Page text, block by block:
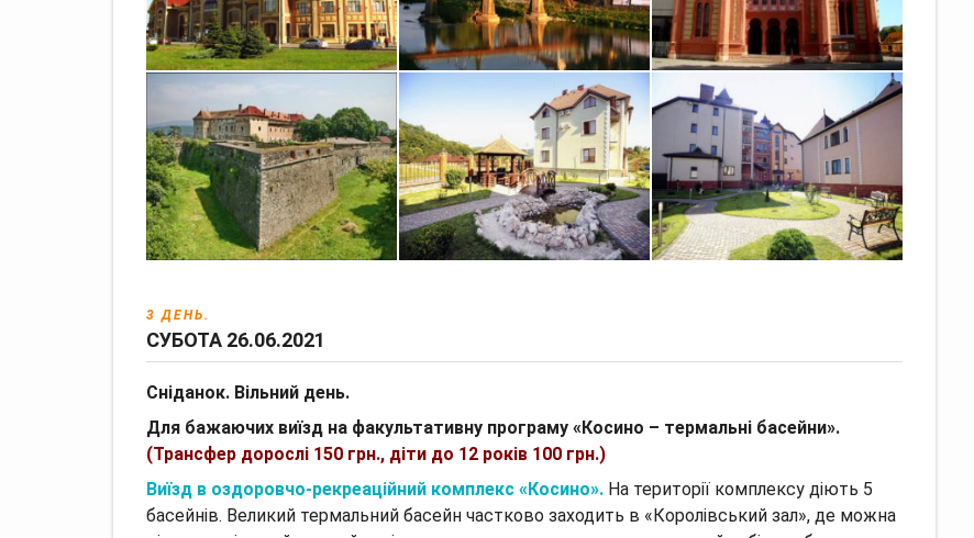
3 ДЕНЬ.
СУБОТА 26.06.2021
Сніданок. Вільний день.
Для бажаючих виїзд на факультативну програму «Косино – термальні басейни».
(Трансфер дорослі 150 грн., діти до 12 років 100 грн.)
Виїзд в оздоровчо-рекреаційний комплекс «Косино». На території комплексу діють 5
басейнів. Великий термальний басейн частково заходить в «Королівський зал», де можна